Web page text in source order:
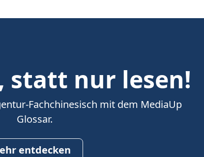
statt nur lesen!
Fachchinesisch mit dem MediaUp
Glossar.
entdecken